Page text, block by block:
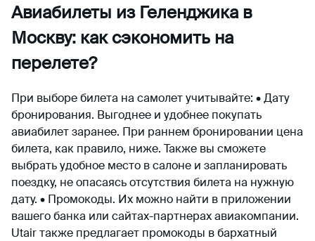
Авиабилеты из Геленджика в
Москву: как сэкономить на
перелете?
При выборе билета на самолет учитывайте: • Дату
бронирования. Выгоднее и удобнее покупать
авиабилет заранее. При раннем бронировании цена
билета, как правило, ниже. Также вы сможете
выбрать удобное место в салоне и запланировать
поездку, не опасаясь отсутствия билета на нужную
дату. • Промокоды. Их можно найти в приложении
вашего банка или сайтах-партнерах авиакомпании.
Utair также предлагает промокоды в бархатный